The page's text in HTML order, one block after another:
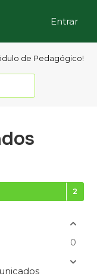
Entrar
de Pedagógico!
0